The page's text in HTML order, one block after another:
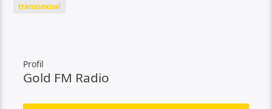
transsexual
Profil
Gold FM Radio